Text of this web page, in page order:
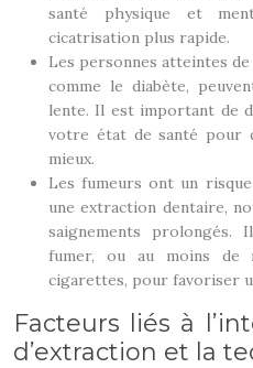
santé physique et
cicatrisation plus rapide.
Les personnes atteintes
comme le diabète,
lente. Il est important de
votre état de santé pour
mieux.
Les fumeurs ont un
une extraction dentaire,
saignements
fumer, ou au moins de
cigarettes, pour favoriser
Facteurs liés à
d’extraction et la